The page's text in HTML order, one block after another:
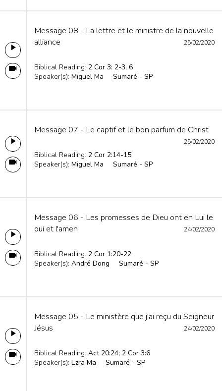
Message 08 - La lettre et le ministre de la nouvelle
alliance
25/02/2020
Biblical Reading: 2 Cor 3: 2-3, 6
Speaker(s): Miguel Ma Sumaré - SP
Message 07 - Le captif et le bon parfum de Christ
25/02/2020
Biblical Reading: 2 Cor 2:14-15
Speaker(s): Miguel Ma Sumaré - SP
Message 06 - Les promesses de Dieu ont en Lui le
oui et l'amen
24/02/2020
Biblical Reading: 2 Cor 1:20-22
Speaker(s): André Dong Sumaré - SP
Message 05 - Le ministère que j'ai reçu du Seigneur
Jésus
24/02/2020
Biblical Reading: Act 20:24; 2 Cor 3:6
Speaker(s): Ezra Ma Sumaré - SP